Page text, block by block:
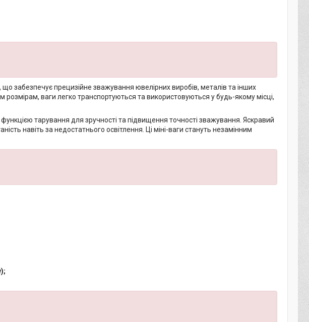
забезпечує прецизійне зважування ювелірних виробів, металів та інших
ваги легко транспортуються та використовуються у будь-якому місці,
тарування для зручності та підвищення точності зважування. Яскравий
навіть за недостатнього освітлення. Ці міні-ваги стануть незамінним